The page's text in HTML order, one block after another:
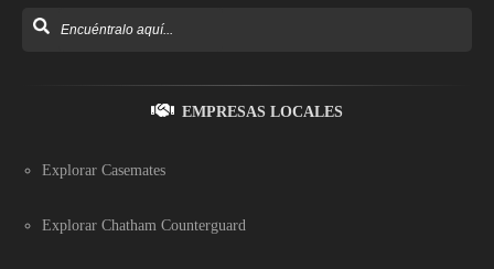
EMPRESAS LOCALES
Explorar Casemates
Explorar Chatham Counterguard